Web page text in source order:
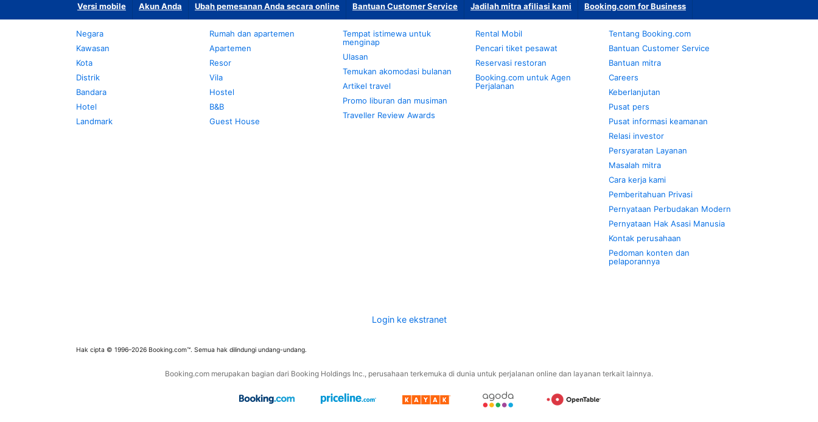
Versi mobile Akun Anda Ubah pemesanan Anda secara online Bantuan Customer Service Jadilah mitra afiliasi kami Booking.com for Business
Negara
Kawasan
Kota
Distrik
Bandara
Hotel
Landmark
Rumah dan apartemen
Apartemen
Resor
Vila
Hostel
B&B
Guest House
Tempat istimewa untuk
menginap
Ulasan
Temukan akomodasi bulanan
Artikel travel
Promo liburan dan musiman
Traveller Review Awards
Rental Mobil
Pencari tiket pesawat
Reservasi restoran
Booking.com untuk Agen
Perjalanan
Tentang Booking.com
Bantuan Customer Service
Bantuan mitra
Careers
Keberlanjutan
Pusat pers
Pusat informasi keamanan
Relasi investor
Persyaratan Layanan
Masalah mitra
Cara kerja kami
Pemberitahuan Privasi
Pernyataan Perbudakan Modern
Pernyataan Hak Asasi Manusia
Kontak perusahaan
Pedoman konten dan
pelaporannya
Login ke ekstranet
Hak cipta © 1996–2026 Booking.com™. Semua hak dilindungi undang-undang.
Booking.com merupakan bagian dari Booking Holdings Inc., perusahaan terkemuka di dunia untuk perjalanan online dan layanan terkait lainnya.